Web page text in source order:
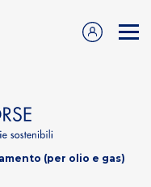
(per olio e gas)